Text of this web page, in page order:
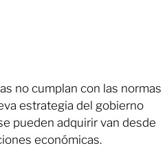
no cumplan con las normas
estrategia del gobierno
pueden adquirir van desde
económicas.